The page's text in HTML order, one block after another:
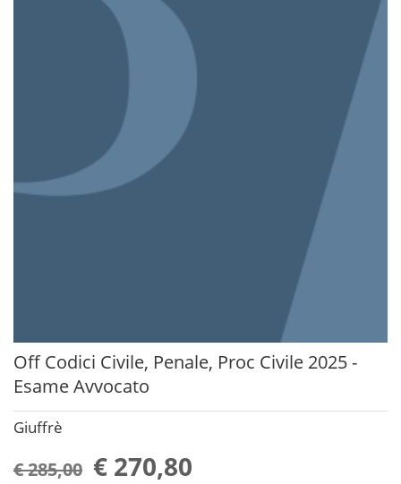
Off Codici Civile, Penale, Proc Civile 2025 -
Esame Avvocato
Giuffrè
€ 285,00 € 270,80